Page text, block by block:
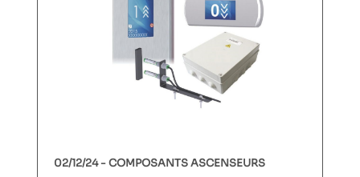
02/12/24 -COMPOSANTS ASCENSEURS